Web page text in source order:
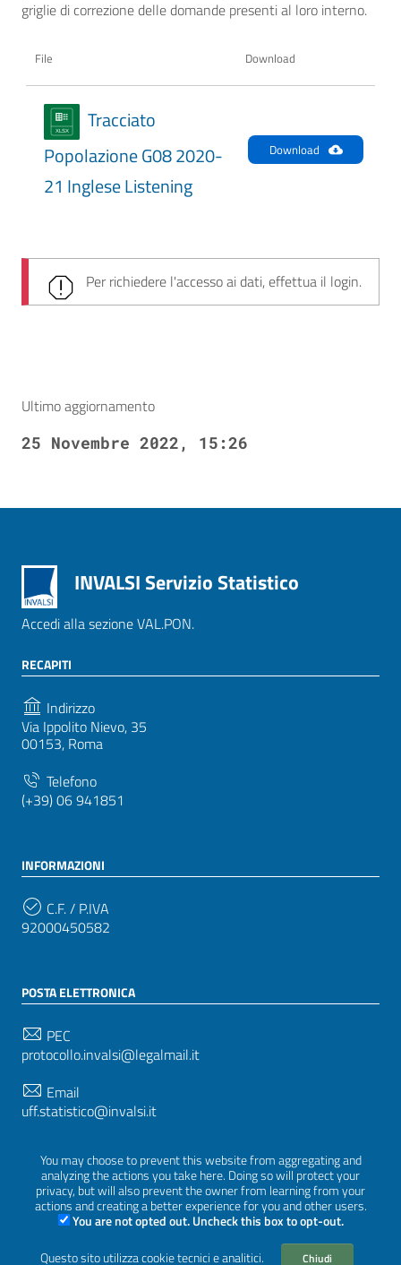
You may choose to prevent this website from aggregating and
analyzing the actions you take here. Doing so will protect your
privacy, but will also prevent the owner from learning from your
actions and creating a better experience for you and other users.
You are not opted out. Uncheck this box to opt-out.
Questo sito utilizza cookie tecnici e analitici.
Chiudi
griglie di correzione delle domande presenti al loro interno.
File Download
Tracciato
Popolazione G08 2020-
21 Inglese Listening
Download
Per richiedere l'accesso ai dati, effettua il login.
Ultimo aggiornamento
25 Novembre 2022, 15:26
INVALSI Servizio Statistico
Accedi alla sezione VAL.PON.
RECAPITI
Indirizzo
Via Ippolito Nievo, 35
00153, Roma
Telefono
(+39) 06 941851
INFORMAZIONI
C.F. / P.IVA
92000450582
POSTA ELETTRONICA
PEC
protocollo.invalsi@legalmail.it
Email
uff.statistico@invalsi.it
restituzione.dati@invalsi.it
SEGUICI SU